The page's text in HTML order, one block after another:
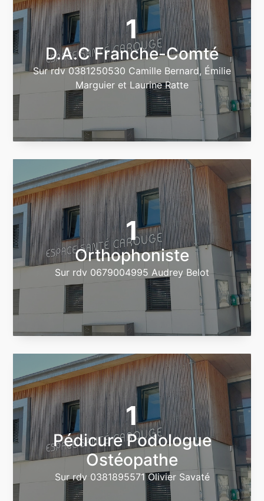
1
D.A.C Franche-Comté
Sur rdv 0381250530 Camille Bernard, Émilie
Marguier et Laurine Ratte
1
Orthophoniste
Sur rdv 0679004995 Audrey Belot
1
Pédicure Podologue
Ostéopathe
Sur rdv 0381895571 Olivier Savaté